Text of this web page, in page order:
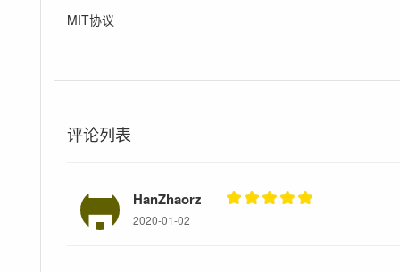
MIT协议
评论列表
HanZhaorz
2020-01-02